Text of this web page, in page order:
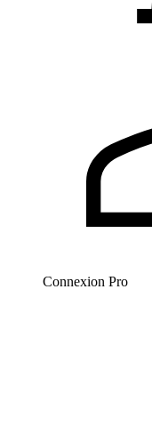
Connexion Pro